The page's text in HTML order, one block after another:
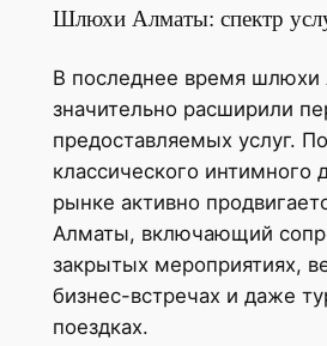
Шлюхи Алматы: спектр
В последнее время шлюхи
значительно расширили
предоставляемых услуг.
классического интимного
рынке активно
Алматы, включающий
закрытых мероприятиях,
бизнес-встречах и даже
поездках.